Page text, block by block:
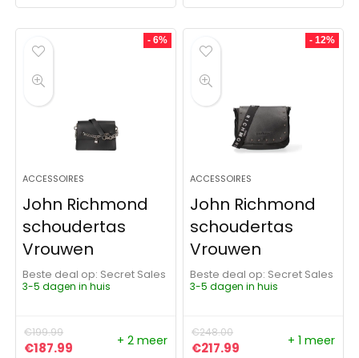
- 6%
ACCESSOIRES
John Richmond
schoudertas
Vrouwen
Beste deal op:
Secret Sales
3-5 dagen in huis
€199.99
Oorspronkelijke prijs was: €199.99.
€187.99 Huidige prijs is: €187.99.
+ 2 meer
- 12%
ACCESSOIRES
John Richmond
schoudertas
Vrouwen
Beste deal op:
Secret Sales
3-5 dagen in huis
€248.00
Oorspronkelijke prijs
€217.99 Huidige prijs is:
+ 1 meer